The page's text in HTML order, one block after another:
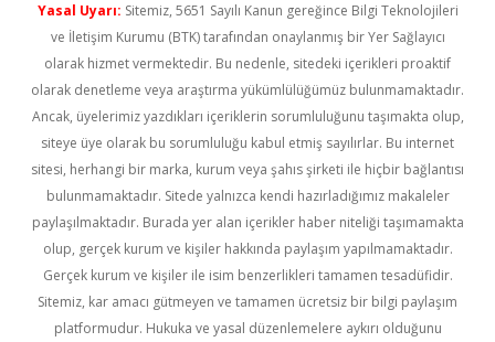
Yasal Uyarı: Sitemiz, 5651 Sayılı Kanun gereğince Bilgi Teknolojileri
ve İletişim Kurumu (BTK) tarafından onaylanmış bir Yer Sağlayıcı
olarak hizmet vermektedir. Bu nedenle, sitedeki içerikleri proaktif
olarak denetleme veya araştırma yükümlülüğümüz bulunmamaktadır.
Ancak, üyelerimiz yazdıkları içeriklerin sorumluluğunu taşımakta olup,
siteye üye olarak bu sorumluluğu kabul etmiş sayılırlar. Bu internet
sitesi, herhangi bir marka, kurum veya şahıs şirketi ile hiçbir bağlantısı
bulunmamaktadır. Sitede yalnızca kendi hazırladığımız makaleler
paylaşılmaktadır. Burada yer alan içerikler haber niteliği taşımamakta
olup, gerçek kurum ve kişiler hakkında paylaşım yapılmamaktadır.
Gerçek kurum ve kişiler ile isim benzerlikleri tamamen tesadüfidir.
Sitemiz, kar amacı gütmeyen ve tamamen ücretsiz bir bilgi paylaşım
platformudur. Hukuka ve yasal düzenlemelere aykırı olduğunu